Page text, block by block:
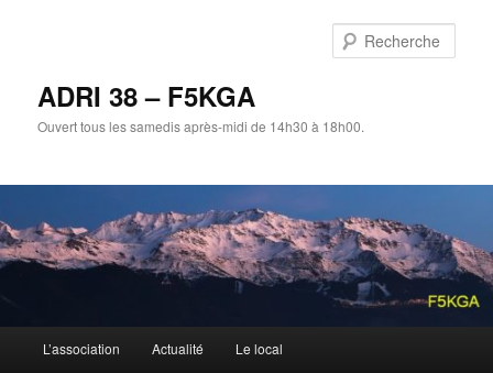
ADRI 38 – F5KGA
Ouvert tous les samedis après-midi de 14h30 à 18h00.
principal
L’association Actualité Le local